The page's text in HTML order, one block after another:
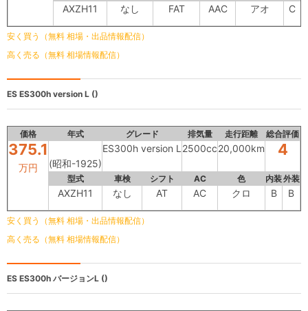
AXZH11 なし FAT AAC アオ C
安く買う（無料 相場・出品情報配信）
高く売る（無料 相場情報配信）
ES ES300h version L ()
価格 年式 グレード 排気量 走行距離 総合評価
375.1
万円 (昭和-1925)
ES300h version L 2500cc20,000km 4
型式 車検 シフト AC 色 内装外装
AXZH11 なし AT AC クロ B B
安く買う（無料 相場・出品情報配信）
高く売る（無料 相場情報配信）
ES ES300h バージョンL ()